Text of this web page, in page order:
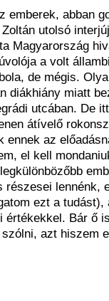
emberek, abban
utolsó
Magyarország
a volt
de mégis.
diákhiány miatt
utcában. De
átívelő
ennek az
el kell
lennénk,
ezt a tudást),
értékekkel. Bár ő
azt hiszem